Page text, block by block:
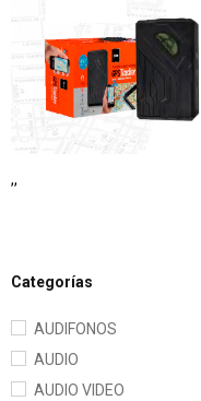
Categorías
AUDIFONOS
AUDIO
AUDIO VIDEO
,,